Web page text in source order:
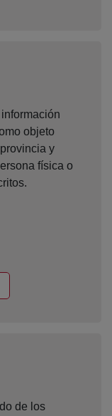
objeto
y
física o
de los